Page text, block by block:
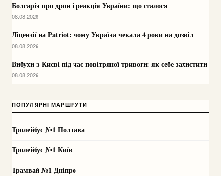
Болгарія про дрон і реакція України: що сталося
08.08.2026
Ліцензії на Patriot: чому Україна чекала 4 роки на дозвіл
08.08.2026
Вибухи в Києві під час повітряної тривоги: як себе захистити
08.08.2026
ПОПУЛЯРНІ МАРШРУТИ
Тролейбус №1 Полтава
Тролейбус №1 Київ
Трамвай №1 Дніпро